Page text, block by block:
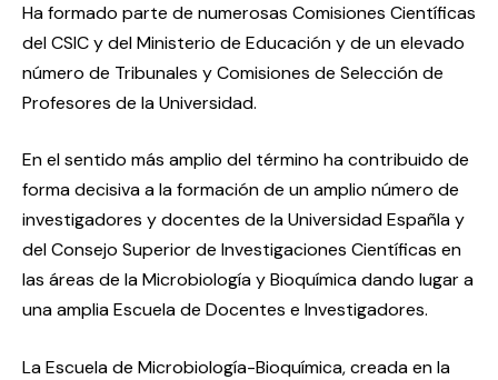
Ha formado parte de numerosas Comisiones Científicas
del CSIC y del Ministerio de Educación y de un elevado
número de Tribunales y Comisiones de Selección de
Profesores de la Universidad.
En el sentido más amplio del término ha contribuido de
forma decisiva a la formación de un amplio número de
investigadores y docentes de la Universidad Españla y
del Consejo Superior de Investigaciones Científicas en
las áreas de la Microbiología y Bioquímica dando lugar a
una amplia Escuela de Docentes e Investigadores.
La Escuela de Microbiología-Bioquímica, creada en la